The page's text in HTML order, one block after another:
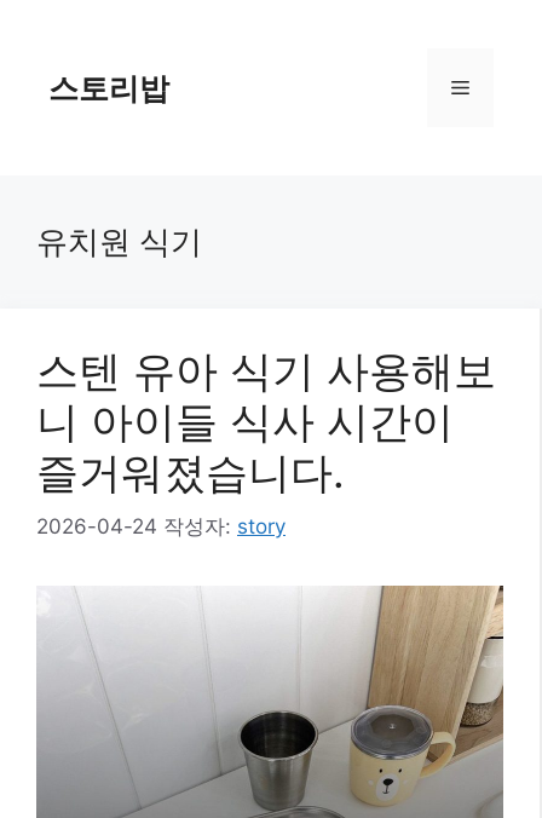
스토리밥 메
유치원 식기
스텐 유아 식기 사용해보
니 아이들 식사 시간이
즐거워졌습니다.
2026-04-24 작성자: story